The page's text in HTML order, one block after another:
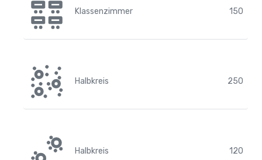
Klassenzimmer 150
Halbkreis 250
Halbkreis 120